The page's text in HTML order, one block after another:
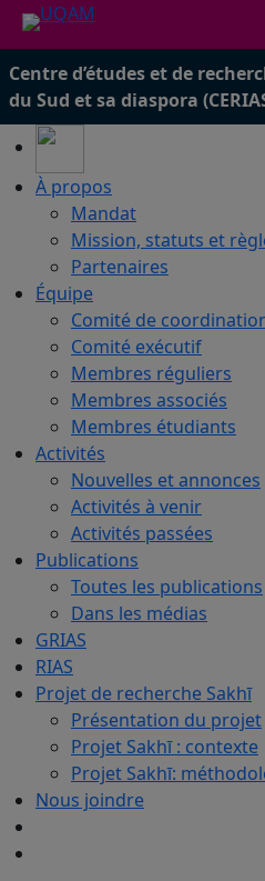
Centre d’études et de
du Sud et sa diaspora
À propos
Mandat
Mission, statuts et
Partenaires
Équipe
Comité de
Comité exécutif
Membres réguliers
Membres associés
Membres étudiants
Activités
Nouvelles et annonces
Activités à venir
Activités passées
Publications
Toutes les publications
Dans les médias
GRIAS
RIAS
Projet de recherche Sakhī
Présentation du projet
Projet Sakhī : contexte
Projet Sakhī:
Nous joindre